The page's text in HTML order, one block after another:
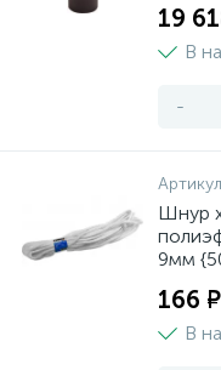
19
В
-
Шнур
9мм
166 ₽
В